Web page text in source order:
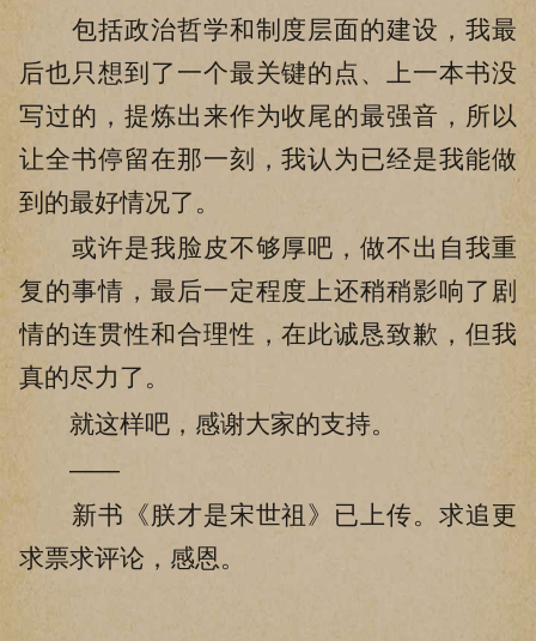
包括政治哲学和制度层面的建设，我最
后也只想到了一个最关键的点、上一本书没
写过的，提炼出来作为收尾的最强音，所以
让全书停留在那一刻，我认为已经是我能做
到的最好情况了。
或许是我脸皮不够厚吧，做不出自我重
复的事情，最后一定程度上还稍稍影响了剧
情的连贯性和合理性，在此诚恳致歉，但我
真的尽力了。
就这样吧，感谢大家的支持。
——
新书《朕才是宋世祖》已上传。求追更
求票求评论，感恩。